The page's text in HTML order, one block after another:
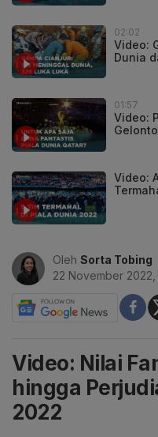
02:02
Video:
Dunia
01:57
Video:
Video:
Oleh Sorta Tobing
22 November 2022,
Video: Nilai
hingga
2022